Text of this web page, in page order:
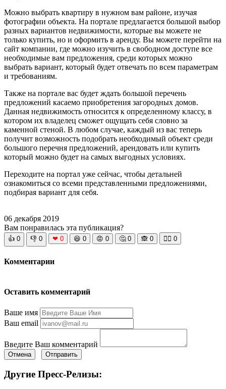
Можно выбрать квартиру в нужном вам районе, изучая
фотографии объекта. На портале предлагается большой выбор
разных вариантов недвижимости, которые вы можете не
только купить, но и оформить в аренду. Вы можете перейти на
сайт компании, где можно изучить в свободном доступе все
необходимые вам предложения, среди которых можно
выбрать вариант, который будет отвечать по всем параметрам
и требованиям.
Также на портале вас будет ждать большой перечень
предложений касаемо приобретения загородных домов.
Данная недвижимость относится к определенному классу, в
котором их владелец сможет ощущать себя словно за
каменной стеной. В любом случае, каждый из вас теперь
получит возможность подобрать необходимый объект среди
большого перечня предложений, арендовать или купить
который можно будет на самых выгодных условиях.
Переходите на портал уже сейчас, чтобы детальней
ознакомиться со всеми представленными предложениями,
подбирая вариант для себя.
06 декабря 2019
Вам понравилась эта публикация?
👍 0 👎 0 ❤ 0 😆 0 😡 0 🤔 0 🙈 0 🧘‍♀️ 0
Комментарии
Оставить комментарий
Ваше имя
Ваш email
Введите Ваш комментарий
Отмена Отправить
Другие Пресс-Релизы: